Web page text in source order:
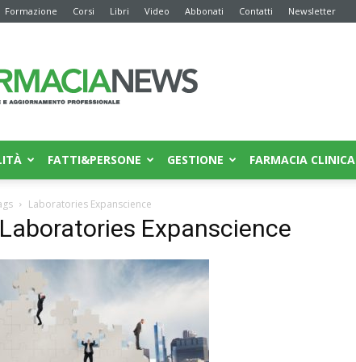
Formazione Corsi Libri Video Abbonati Contatti Newsletter
FATTI&PERSONE GESTIONE FARMACIA CLINICA
Laboratories Expanscience
Expanscience